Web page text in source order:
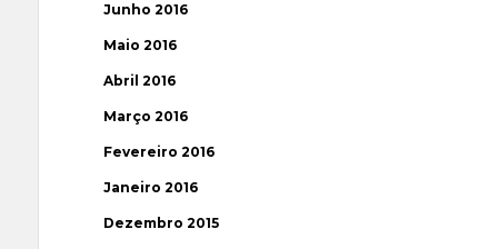
Junho 2016
Maio 2016
Abril 2016
Março 2016
Fevereiro 2016
Janeiro 2016
Dezembro 2015